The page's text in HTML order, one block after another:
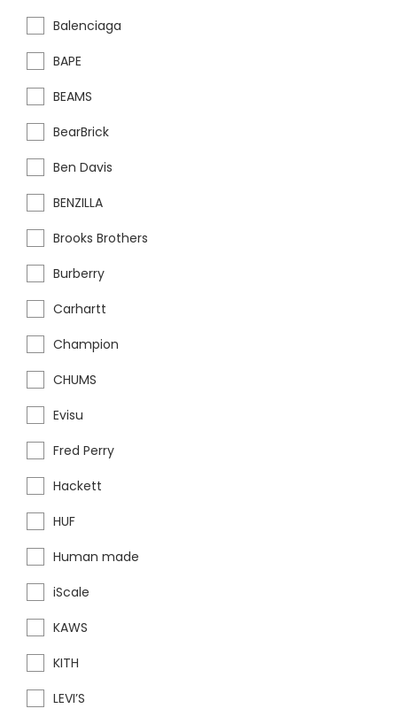
Balenciaga
BAPE
BEAMS
BearBrick
Ben Davis
BENZILLA
Brooks Brothers
Burberry
Carhartt
Champion
CHUMS
Evisu
Fred Perry
Hackett
HUF
Human made
iScale
KAWS
KITH
LEVI’S